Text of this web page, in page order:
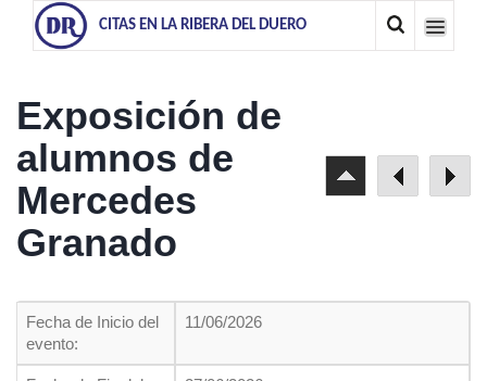
CITAS EN LA RIBERA DEL DUERO
Exposición de
alumnos de
Mercedes
Granado
Fecha de Inicio del
evento:
11/06/2026